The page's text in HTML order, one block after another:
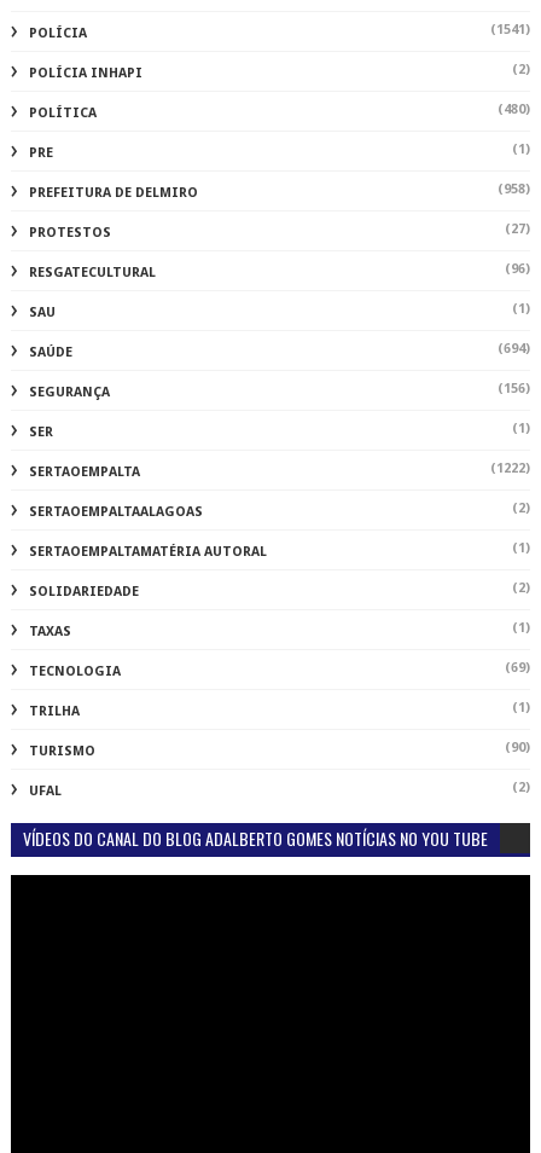
POLÍCIA (1541)
POLÍCIA INHAPI (2)
POLÍTICA (480)
PRE (1)
PREFEITURA DE DELMIRO (958)
PROTESTOS (27)
RESGATECULTURAL (96)
SAU (1)
SAÚDE (694)
SEGURANÇA (156)
SER (1)
SERTAOEMPALTA (1222)
SERTAOEMPALTAALAGOAS (2)
SERTAOEMPALTAMATÉRIA AUTORAL (1)
SOLIDARIEDADE (2)
TAXAS (1)
TECNOLOGIA (69)
TRILHA (1)
TURISMO (90)
UFAL (2)
VÍDEOS DO CANAL DO BLOG ADALBERTO GOMES NOTÍCIAS NO YOU TUBE